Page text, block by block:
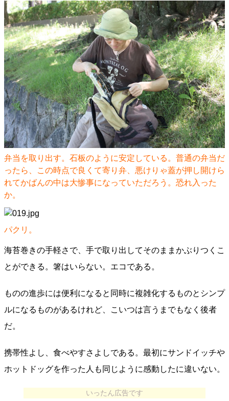
弁当を取り出す。石板のように安定している。普通の弁当だ
ったら、この時点で良くて寄り弁、悪けりゃ蓋が押し開けら
れてかばんの中は大惨事になっていただろう。恐れ入った
か。
パクリ。
海苔巻きの手軽さで、手で取り出してそのままかぶりつくこ
とができる。箸はいらない。エコである。
ものの進歩には便利になると同時に複雑化するものとシンプ
ルになるものがあるけれど、こいつは言うまでもなく後者
だ。
携帯性よし、食べやすさよしである。最初にサンドイッチや
ホットドッグを作った人も同じように感動したに違いない。
いったん広告です